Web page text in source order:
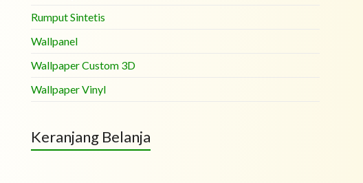
Rumput Sintetis
Wallpanel
Wallpaper Custom 3D
Wallpaper Vinyl
Keranjang Belanja